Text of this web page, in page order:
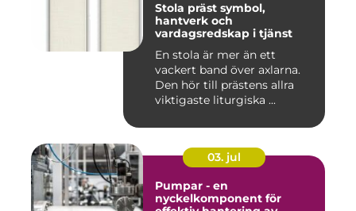
Stola präst symbol,
hantverk och
vardagsredskap i tjänst
En stola är mer än ett
vackert band över axlarna.
Den hör till prästens allra
viktigaste liturgiska ...
03. jul
Pumpar - en
nyckelkomponent för